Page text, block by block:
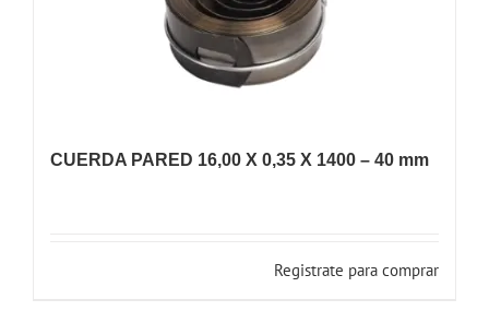
CUERDA PARED 16,00 X 0,35 X 1400 – 40 mm
Registrate para comprar